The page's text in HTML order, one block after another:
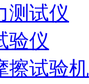
测试仪
验仪
擦试验机